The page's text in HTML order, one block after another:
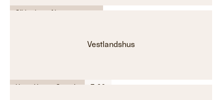
Vestlandshus